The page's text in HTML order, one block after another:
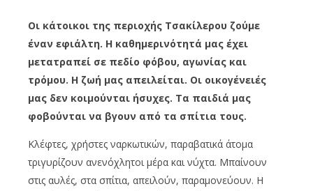
Οι κάτοικοι της περιοχής Τσακίλερου ζούμε
έναν εφιάλτη. Η καθημερινότητά μας έχει
μετατραπεί σε πεδίο φόβου, αγωνίας και
τρόμου. Η ζωή μας απειλείται. Οι οικογένειές
μας δεν κοιμούνται ήσυχες. Τα παιδιά μας
φοβούνται να βγουν από τα σπίτια τους.
Κλέφτες, χρήστες ναρκωτικών, παραβατικά άτομα
τριγυρίζουν ανενόχλητοι μέρα και νύχτα. Μπαίνουν
στις αυλές, στα σπίτια, απειλούν, παραμονεύουν. Η